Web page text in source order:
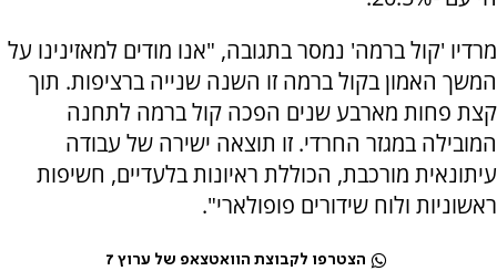
מרדיו 'קול ברמה' נמסר בתגובה, "אנו מודים למאזינינו על
המשך האמון בקול ברמה זו השנה שנייה ברציפות. תוך
קצת פחות מארבע שנים הפכה קול ברמה לתחנה
המובילה במגזר החרדי. זו תוצאה ישירה של עבודה
עיתונאית מורכבת, הכוללת ראיונות בלעדיים, חשיפות
ראשוניות ולוח שידורים פופולארי".
הצטרפו לקבוצת הוואטצאפ של ערוץ 7